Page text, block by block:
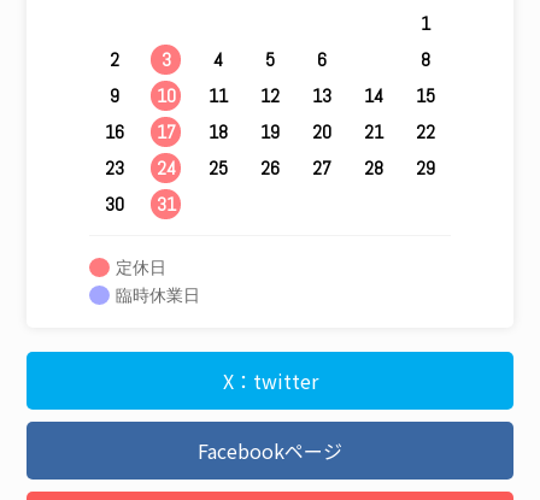
1
2
3 4 5 6
8
9
10 11 12 13 14
15
16
17 18 19 20 21
22
23
24 25 26 27 28
29
30
31
定休日
臨時休業日
X：twitter
Facebookページ